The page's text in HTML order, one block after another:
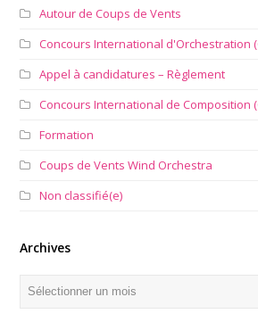
Autour de Coups de Vents
Concours International d'Orchestration
Appel à candidatures – Règlement
Concours International de Composition
Formation
Coups de Vents Wind Orchestra
Non classifié(e)
Archives
Archives